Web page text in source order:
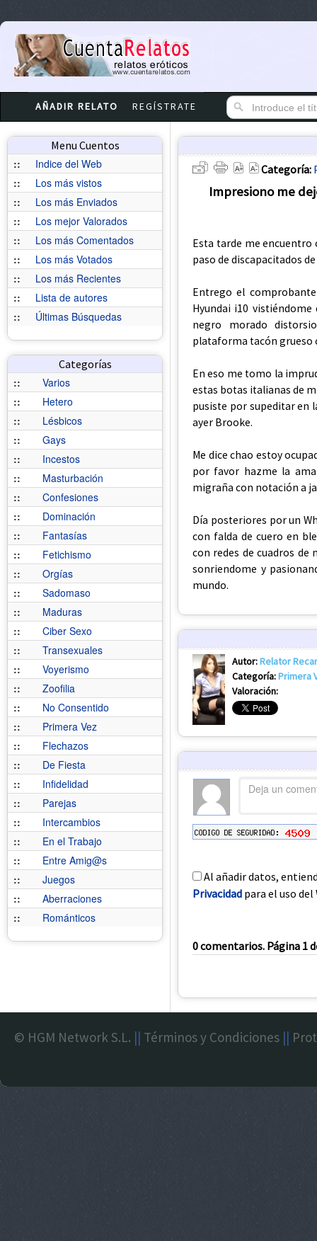
AÑADIR RELATO REGÍSTRATE
Menu Cuentos
::
Indice del Web
::
Los más vistos
::
Los más Enviados
::
Los mejor Valorados
::
Los más Comentados
::
Los más Votados
::
Los más Recientes
::
Lista de autores
::
Últimas Búsquedas
Categorías
::
Varios
::
Hetero
::
Lésbicos
::
Gays
::
Incestos
::
Masturbación
::
Confesiones
::
Dominación
::
Fantasías
::
Fetichismo
::
Orgías
::
Sadomaso
::
Maduras
::
Ciber Sexo
::
Transexuales
::
Voyerismo
::
Zoofilia
::
No Consentido
::
Primera Vez
::
Flechazos
::
De Fiesta
::
Infidelidad
::
Parejas
::
Intercambios
::
En el Trabajo
::
Entre Amig@s
::
Juegos
::
Aberraciones
::
Románticos
Categoría:
Impresiono me
Esta tarde me
paso de discapacitados
Entrego el
Hyundai i10
negro morado
plataforma tacón grueso
En eso me tomo la
estas botas italianas de
pusiste por supeditar en
ayer Brooke.
Me dice chao estoy
por favor hazme la
migraña con notación a
Día posteriores por un
con falda de cuero en
con redes de cuadros
sonriendome y
mundo.
Autor:Relator
Categoría:Primera
Valoración:
Al añadir datos,
Privacidad para el uso del
0 comentarios. Página 1
© HGM Network S.L. || Términos y Condiciones ||